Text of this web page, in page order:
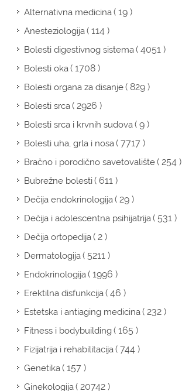
Alternativna medicina( 19 )
Anesteziologija( 114 )
Bolesti digestivnog sistema( 4051 )
Bolesti oka( 1708 )
Bolesti organa za disanje( 829 )
Bolesti srca( 2926 )
Bolesti srca i krvnih sudova( 9 )
Bolesti uha, grla i nosa( 7717 )
Bračno i porodično savetovalište( 254 )
Bubrežne bolesti( 611 )
Dečija endokrinologija( 29 )
Dečija i adolescentna psihijatrija( 531 )
Dečija ortopedija( 2 )
Dermatologija( 5211 )
Endokrinologija( 1996 )
Erektilna disfunkcija( 46 )
Estetska i antiaging medicina( 232 )
Fitness i bodybuilding( 165 )
Fizijatrija i rehabilitacija( 744 )
Genetika( 157 )
Ginekologija( 20742 )